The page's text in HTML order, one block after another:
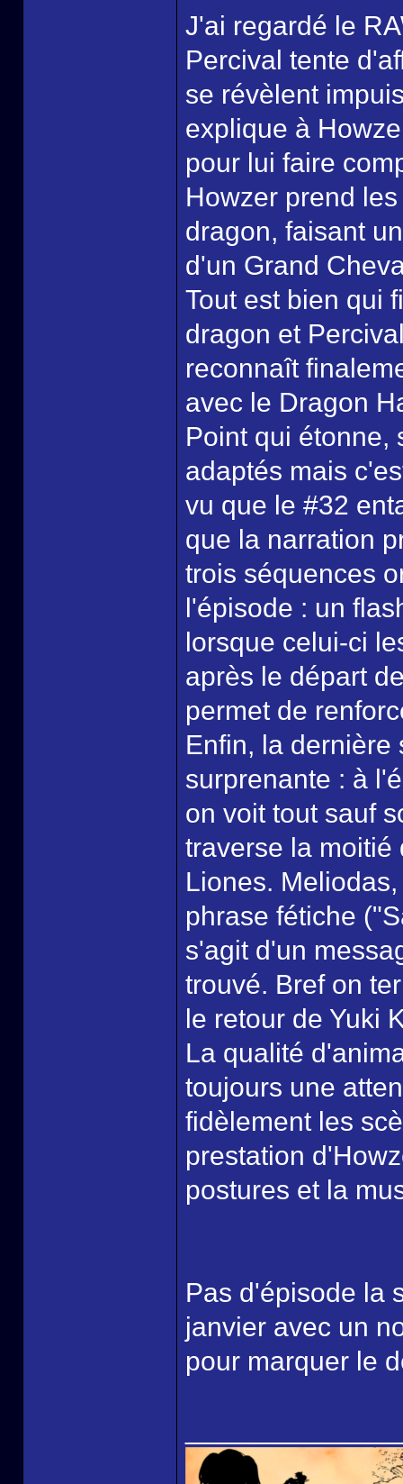
J'ai regardé le
Percival tente
se révèlent
explique à
pour lui faire
Howzer prend
dragon, faisant
d'un Grand
Tout est bien qui
dragon et
reconnaît
avec le Dragon
Point qui étonne,
adaptés mais
vu que le #32
que la narration
trois séquences
l'épisode : un
lorsque celui-ci
après le départ
permet de
Enfin, la dernière
surprenante : à
on voit tout sauf
traverse la moitié
Liones.
phrase fétiche
s'agit d'un
trouvé. Bref on
le retour de Yuki
La qualité
toujours une
fidèlement les
prestation
postures et la
Pas d'épisode la
janvier avec un
pour marquer le